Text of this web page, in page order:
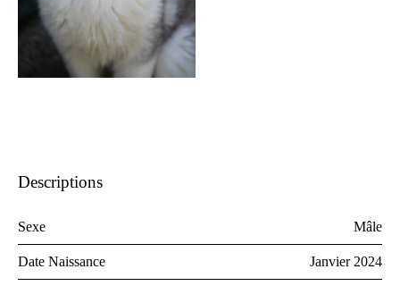
Descriptions
Sexe Mâle
Date Naissance Janvier 2024